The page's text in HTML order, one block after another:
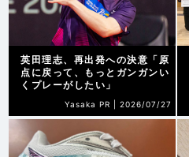
英田理志、再出発への決意「原
点に戻って、もっとガンガンい
くプレーがしたい」
Yasaka PR | 2026/07/27